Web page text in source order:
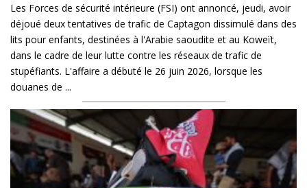
Les Forces de sécurité intérieure (FSI) ont annoncé, jeudi, avoir
déjoué deux tentatives de trafic de Captagon dissimulé dans des
lits pour enfants, destinées à l'Arabie saoudite et au Koweït,
dans le cadre de leur lutte contre les réseaux de trafic de
stupéfiants. L'affaire a débuté le 26 juin 2026, lorsque les
douanes de ...